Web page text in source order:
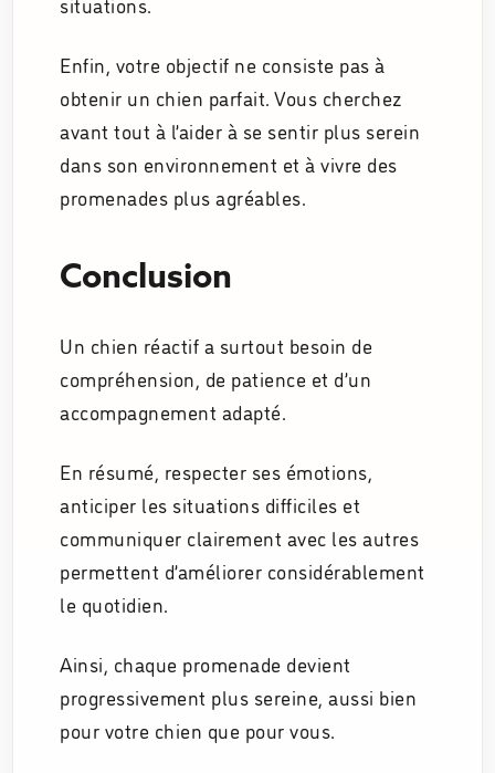
Enfin, votre objectif ne consiste pas à
obtenir un chien parfait. Vous cherchez
avant tout à l’aider à se sentir plus serein
dans son environnement et à vivre des
promenades plus agréables.
Conclusion
Un chien réactif a surtout besoin de
compréhension, de patience et d’un
accompagnement adapté.
En résumé, respecter ses émotions,
anticiper les situations difficiles et
communiquer clairement avec les autres
permettent d’améliorer considérablement
le quotidien.
Ainsi, chaque promenade devient
progressivement plus sereine, aussi bien
pour votre chien que pour vous.